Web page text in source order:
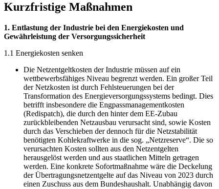
Kurzfristige Maßnahmen
1. Entlastung der Industrie bei den Energiekosten und
Gewährleistung der Versorgungssicherheit
1.1 Energiekosten senken
Die Netzentgeltkosten der Industrie müssen auf ein
wettbewerbsfähiges Niveau begrenzt werden. Ein großer Teil
der Netzkosten ist durch Fehlsteuerungen bei der
Transformation des Energieversorgungssystems bedingt. Dies
betrifft insbesondere die Engpassmanagementkosten
(Redispatch), die durch den hinter dem EE-Zubau
zurückbleibenden Netzausbau verursacht sind, sowie Kosten
durch das Verschieben der dennoch für die Netzstabilität
benötigten Kohlekraftwerke in die sog. „Netzreserve“. Die so
verursachten Kosten sollten aus den Netzentgelten
herausgelöst werden und aus staatlichen Mitteln getragen
werden. Eine konkrete Sofortmaßnahme wäre die Deckelung
der Übertragungsnetzentgelte auf das Niveau von 2023 durch
einen Zuschuss aus dem Bundeshaushalt. Unabhängig davon